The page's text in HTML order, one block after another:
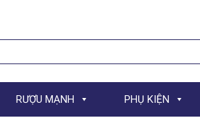
RƯỢU MẠNH PHỤ KIỆN